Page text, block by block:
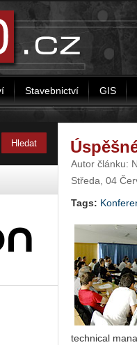
Stavebnictví GIS
Autor článku:
Středa, 04
Tags:
technical